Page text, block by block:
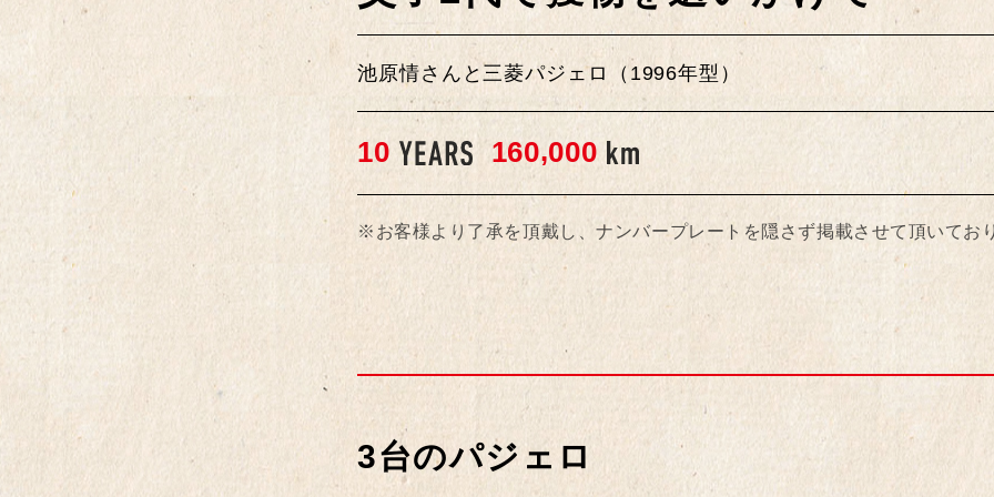
池原情さんと三菱パジェロ（1996年型）
10 160,000
※お客様より了承を頂戴し、ナンバープレートを隠さず掲載させて頂いてお
3台のパジェロ